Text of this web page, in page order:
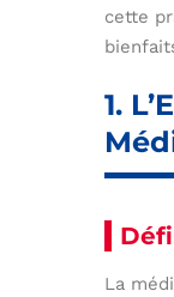
cette
1.
La